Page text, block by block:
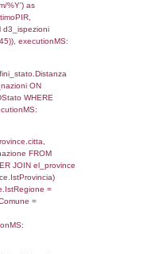
as
as RegioneST,
as
LEFT JOIN el_comuni
=
ON
LEFT JOIN
=
AS el_comuni_1 ON
=
AS el_province_1
=